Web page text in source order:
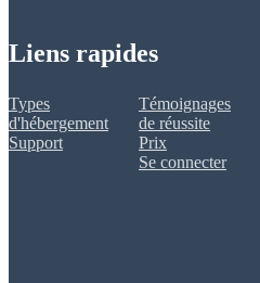
Liens rapides
Types
d'hébergement
Support
Témoignages
de réussite
Prix
Se connecter